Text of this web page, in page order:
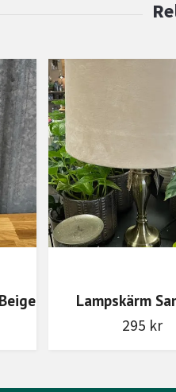
Lampskärm
295 kr